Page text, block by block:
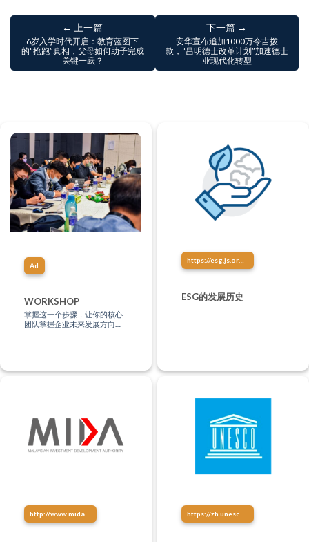
← 上一篇
6岁入学时代开启：教育蓝图下
的“抢跑”真相，父母如何助子完成
关键一跃？
下一篇 →
安华宣布追加1000万令吉拨
款，“昌明德士改革计划”加速德士
业现代化转型
Ad
WORKSHOP
掌握这一个步骤，让你的核心
团队掌握企业未来发展方向、
https://esg.js.org/about/esg-history.html
ESG的发展历史
http://www.mida.gov.my/ https://zh.unesco.org/